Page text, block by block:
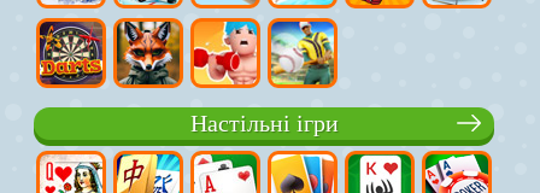
Настільні ігри